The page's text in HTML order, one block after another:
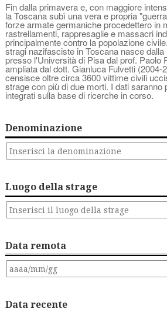
Fin dalla primavera e, con maggiore
la Toscana subì una vera e propria
forze armate germaniche procedettero in
rastrellamenti, rappresaglie e massacri
principalmente contro la popolazione
stragi nazifasciste in Toscana nasce
presso l'Università di Pisa dal prof. Paolo
ampliata dal dott. Gianluca Fulvetti (2004-
censisce oltre circa 3600 vittime civili
strage con più di due morti. I dati saranno
integrati sulla base di ricerche in corso.
Denominazione
Luogo della strage
Data remota
Data recente